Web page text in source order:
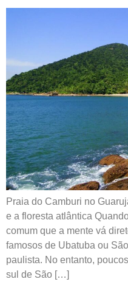
Praia do Camburi no
e a floresta atlântica
comum que a mente vá
famosos de Ubatuba ou
paulista. No entanto,
sul de São […]